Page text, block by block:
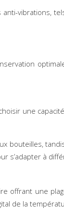
vibrations,
une
bouteilles,
s’adapter à
offrant une
de la